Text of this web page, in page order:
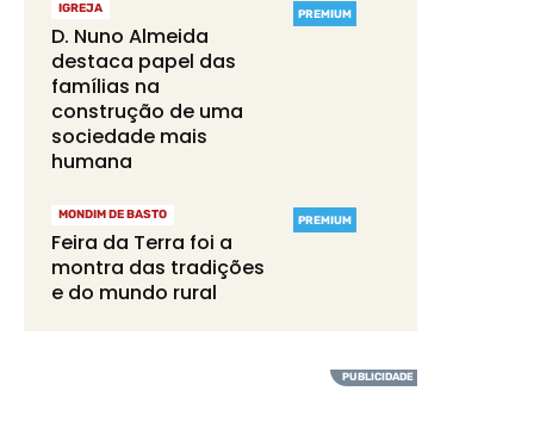
PREMIUM
IGREJA
D. Nuno Almeida
destaca papel das
famílias na
construção de uma
sociedade mais
humana
PREMIUM
MONDIM DE BASTO
Feira da Terra foi a
montra das tradições
e do mundo rural